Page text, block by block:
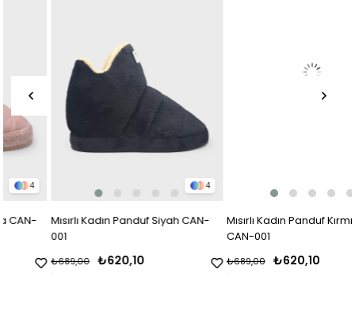
Mısırlı Kadın Panduf Siyah CAN-
₺620,10
₺689,00
Mısırlı Kadın Panduf Kırmızı Siyah
₺620,10
₺689,00